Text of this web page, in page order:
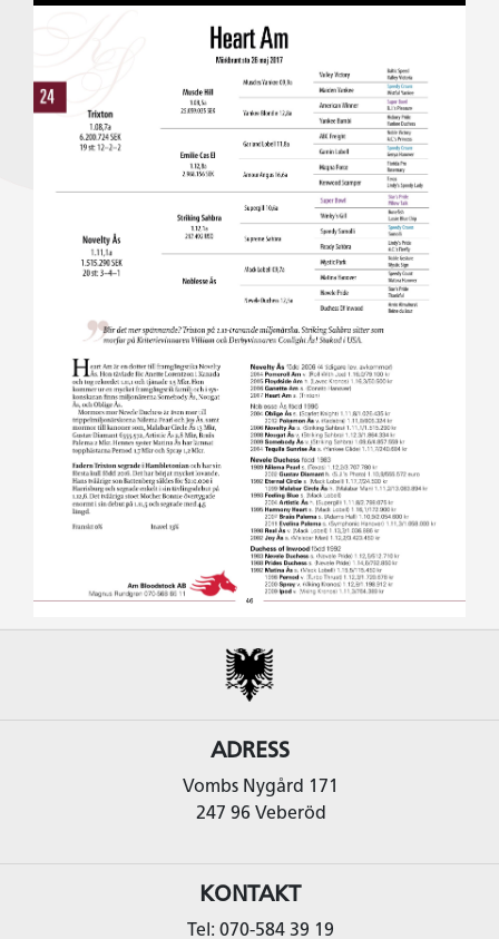
ADRESS
Vombs Nygård 171
247 96 Veberöd
KONTAKT
Tel: 070-584 39 19